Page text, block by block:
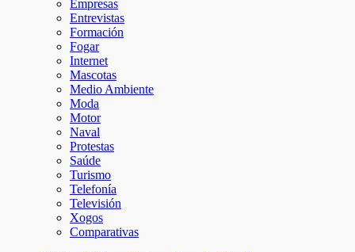
Empresas
Entrevistas
Formación
Fogar
Internet
Mascotas
Medio Ambiente
Moda
Motor
Naval
Protestas
Saúde
Turismo
Telefonía
Televisión
Xogos
Comparativas